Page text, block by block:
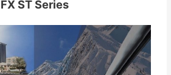
FX ST Series